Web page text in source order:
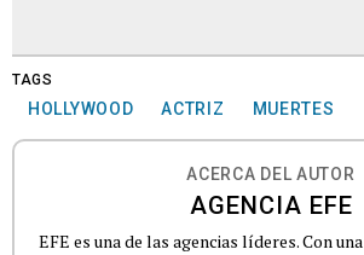
TAGS
HOLLYWOOD ACTRIZ MUERTES
ACERCA DEL AUTOR
AGENCIA EFE
EFE es una de las agencias líderes. Con una